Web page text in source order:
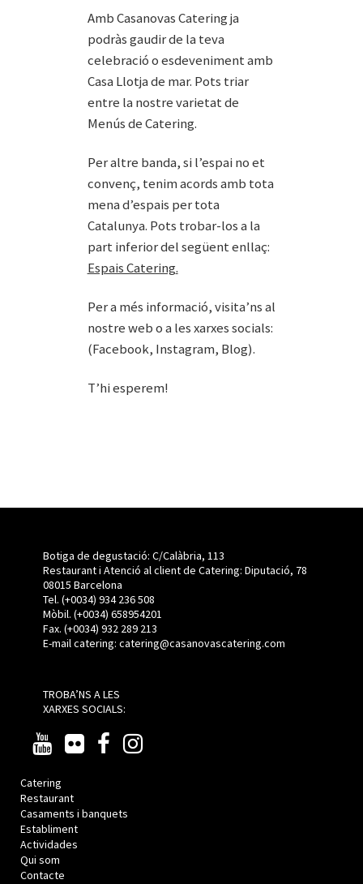
AmbCasanovas Cateringja
podràs gaudir de la teva
celebració o esdeveniment amb
Casa Llotja de mar. Pots triar
entre la nostre varietat de
Menús de Catering.
Per altre banda, si l’espai no et
convenç, tenim acords amb tota
mena d’espais per tota
Catalunya. Pots trobar-los a la
part inferior del següent enllaç:
Espais Catering.
Per a més informació, visita’ns al
nostre web o a les xarxes socials:
(Facebook, Instagram, Blog).
T’hi esperem!
Botiga de degustació: C/Calàbria, 113
Restaurant i Atenció al client de Catering: Diputació, 78
08015 Barcelona
Tel. (+0034) 934 236 508
Mòbil. (+0034) 658954201
Fax. (+0034) 932 289 213
E-mail catering: catering@casanovascatering.com
TROBA’NS A LES
XARXES SOCIALS:
Catering
Restaurant
Casaments i banquets
Establiment
Actividades
Qui som
Contacte